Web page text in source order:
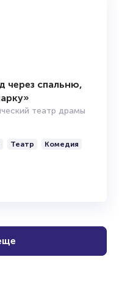
через спальню,
театр драмы
Театр Комедия